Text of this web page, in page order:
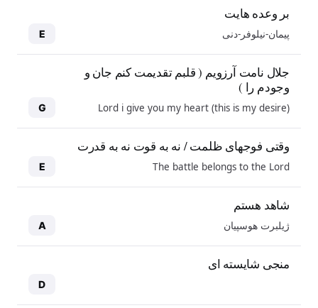
بر وعده هایت
پیمان-نیلوفر-دنی E
جلال نامت آرزویم ( قلبم تقدیمت کنم جان و
وجودم را )
Lord i give you my heart (this is my desire)
G
وقتی فوجهای ظلمت / نه به قوت نه به قدرت
The battle belongs to the Lord
E
شاهد هستم
ژیلبرت هوسپیان A
منجی شایسته ای
D